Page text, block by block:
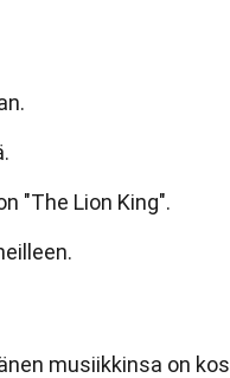
"The Lion King".
musiikkinsa on